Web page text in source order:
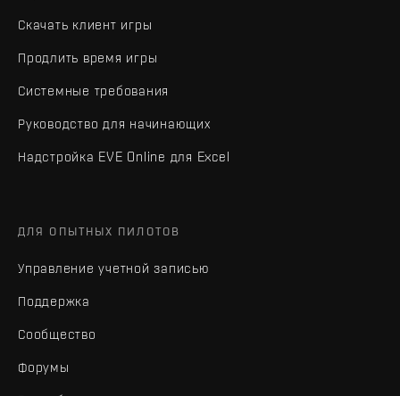
Скачать клиент игры
Продлить время игры
Системные требования
Руководство для начинающих
Надстройка EVE Online для Excel
ДЛЯ ОПЫТНЫХ ПИЛОТОВ
Управление учетной записью
Поддержка
Сообщество
Форумы